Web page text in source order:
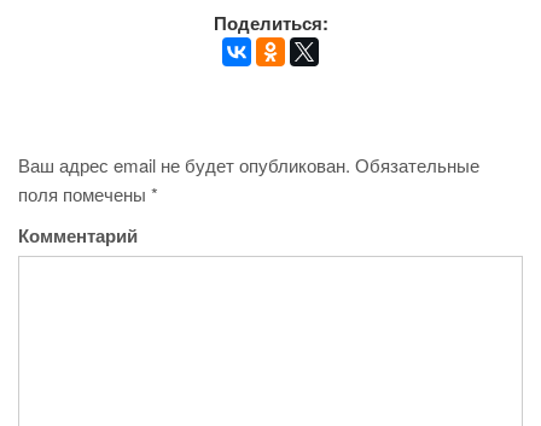
Поделиться:
Ваш адрес email не будет опубликован. Обязательные
поля помечены *
Комментарий